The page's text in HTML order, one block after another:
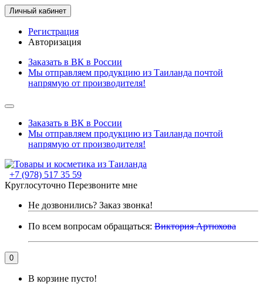
Личный кабинет
Регистрация
Авторизация
Заказать в ВК в России
Мы отправляем продукцию из Таиланда почтой
напрямую от производителя!
Заказать в ВК в России
Мы отправляем продукцию из Таиланда почтой
напрямую от производителя!
+7 (978) 517 35 59
Круглосуточно Перезвоните мне
Не дозвонились? Заказ звонка!
По всем вопросам обращаться: Виктория Артюхова
0
В корзине пусто!